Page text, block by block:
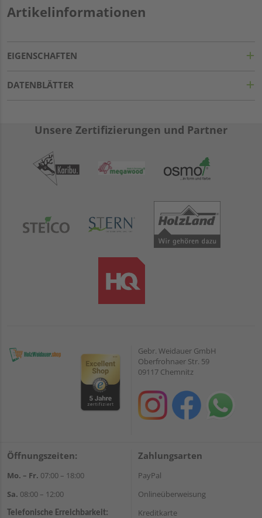
Artikelinformationen
EIGENSCHAFTEN
DATENBLÄTTER
Unsere Zertifizierungen und Partner
Gebr. Weidauer GmbH
Oberfrohnaer Str. 59
09117 Chemnitz
Öffnungszeiten:
Mo. – Fr. 07:00 – 18:00
Sa. 08:00 – 12:00
Telefonische Erreichbarkeit:
Zahlungsarten
PayPal
Onlineüberweisung
Kreditkarte